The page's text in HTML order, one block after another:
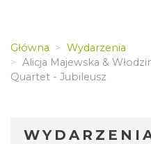
Główna
Wydarzenia
Alicja Majewska &
Quartet - Jubileusz